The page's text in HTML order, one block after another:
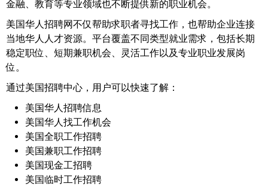
金融、教育等专业领域也不断提供新的职业机会。
美国华人招聘网不仅帮助求职者寻找工作，也帮助企业连接
当地华人人才资源。平台覆盖不同类型就业需求，包括长期
稳定职位、短期兼职机会、灵活工作以及专业职业发展岗
位。
通过美国招聘中心，用户可以快速了解：
美国华人招聘信息
美国华人找工作机会
美国全职工作招聘
美国兼职工作招聘
美国现金工招聘
美国临时工作招聘